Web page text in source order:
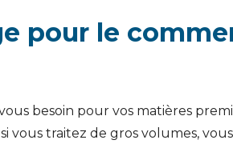
pour le
besoin pour vos matières
vous traitez de gros volumes,